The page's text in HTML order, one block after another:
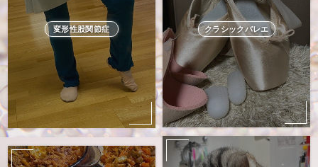
変形性股関節症 クラシックバレエ